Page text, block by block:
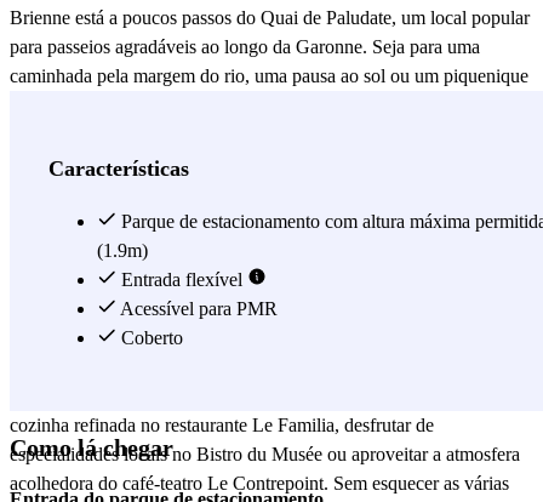
Brienne está a poucos passos do Quai de Paludate, um local popular
para passeios agradáveis ao longo da Garonne. Seja para uma
caminhada pela margem do rio, uma pausa ao sol ou um piquenique
a zona está cheia de opções. A poucos minutos a pé, encontrará
físicas, como o ginásio Basic-Fit Bordeaux Brienne, assim como
infraestruturas ideais para os fãs de jogging e ciclismo ao longo dos
cais. O estacionamento INDIGO Brienne permite-lhe aceder
rapidamente às suas atividades de lazer favoritas. Ficou com fome
depois do exercício ou simplesmente quer descobrir a gastronomia
cozinha refinada no restaurante Le Familia, desfrutar de
especialidades locais no Bistro du Musée ou aproveitar a atmosfera
acolhedora do café-teatro Le Contrepoint. Sem esquecer as várias
Características
Parque de estacionamento com altura máxima
(1.9m)
Entrada flexível
Acessível para PMR
Coberto
Como lá chegar